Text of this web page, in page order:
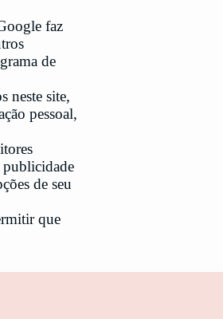
faz
de
neste site,
pessoal,
de seu
que